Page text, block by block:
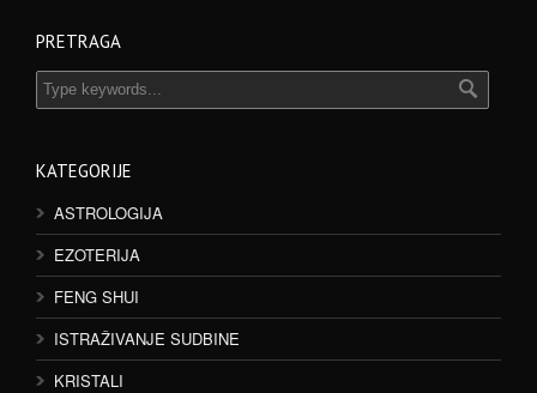
PRETRAGA
KATEGORIJE
ASTROLOGIJA
EZOTERIJA
FENG SHUI
ISTRAŽIVANJE SUDBINE
KRISTALI